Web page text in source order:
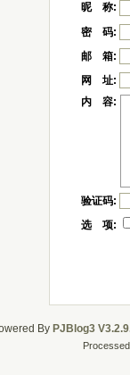
昵 称:
密 码:
邮 箱:
网 址:
内 容:
验证码:
选 项:
By PJBlog3